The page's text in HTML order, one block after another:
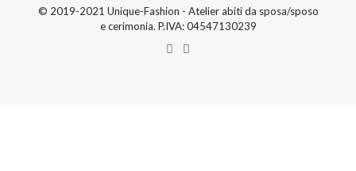
© 2019-2021 Unique-Fashion - Atelier abiti da sposa/sposo
e cerimonia. P.IVA: 04547130239